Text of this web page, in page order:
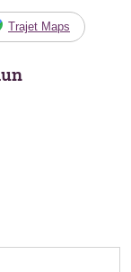
Trajet Maps